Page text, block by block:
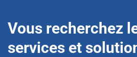
Vous recherchez
services et